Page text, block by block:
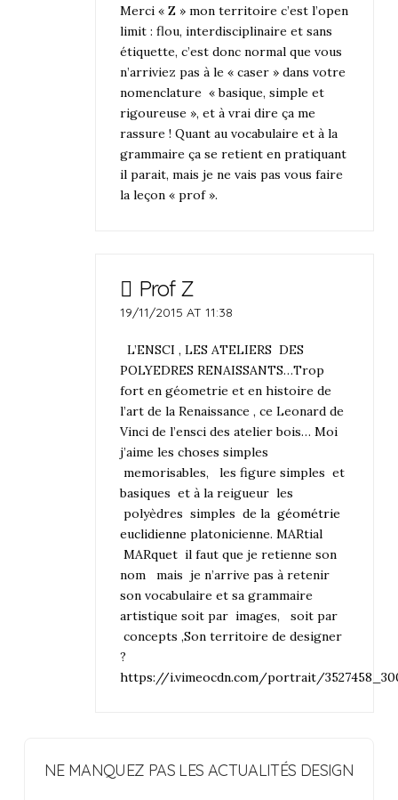
Merci « Z » mon territoire c’est l’open
limit : flou, interdisciplinaire et sans
étiquette, c’est donc normal que vous
n’arriviez pas à le « caser » dans votre
nomenclature « basique, simple et
rigoureuse », et à vrai dire ça me
rassure ! Quant au vocabulaire et à la
grammaire ça se retient en pratiquant
il parait, mais je ne vais pas vous faire
la leçon « prof ».
Prof Z
19/11/2015 AT 11:38
L’ENSCI , LES ATELIERS DES
POLYEDRES RENAISSANTS…Trop
fort en géometrie et en histoire de
l’art de la Renaissance , ce Leonard de
Vinci de l’ensci des atelier bois… Moi
j’aime les choses simples
memorisables, les figure simples et
basiques et à la reigueur les
polyèdres simples de lagéométrie
euclidienne platonicienne. MARtial
MARquet il faut que je retienne son
nom mais je n’arrive pas à retenir
son vocabulaire et sa grammaire
artistique soit par images, soit par
concepts ,Son territoire de designer
?
https://i.vimeocdn.com/portrait/
NE MANQUEZ PAS LES ACTUALITÉS DESIGN